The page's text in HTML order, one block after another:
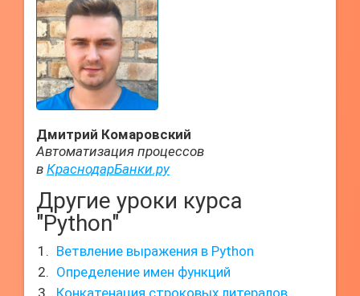
Дмитрий Комаровский
Автоматизация процессов
в КраснодарБанки.ру
Другие уроки курса
"Python"
Ветвление выражения в Python
Определение имен функций
Конкатенация строковых литералов